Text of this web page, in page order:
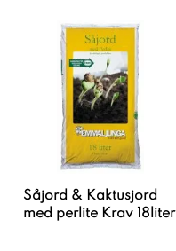
Såjord & Kaktusjord
med perlite Krav 18liter